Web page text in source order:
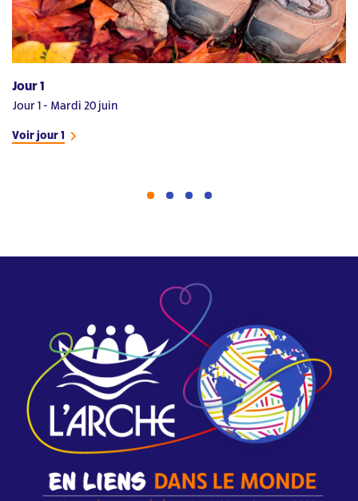
Jour 1
Jour 1 - Mardi 20 juin
Voir jour 1